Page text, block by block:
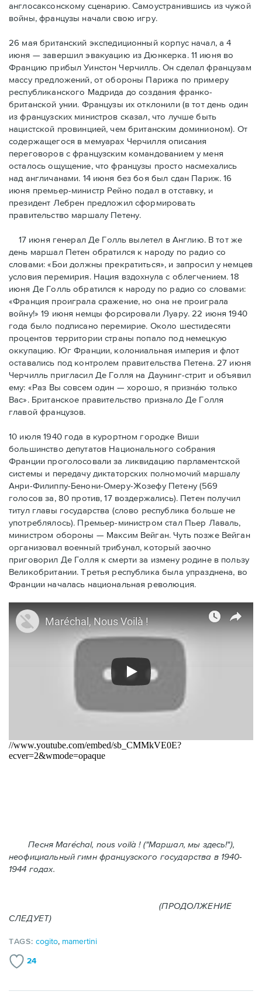
англосаксонскому сценарию. Самоустранившись из чужой
войны, французы начали свою игру.
26 мая британский экспедиционный корпус начал, а 4
июня — завершил эвакуацию из Дюнкерка. 11 июня во
Францию прибыл Уинстон Черчилль. Он сделал французам
массу предложений, от обороны Парижа по примеру
республиканского Мадрида до создания франко-
британской унии. Французы их отклонили (в тот день один
из французских министров сказал, что лучше быть
нацистской провинцией, чем британским доминионом). От
содержащегося в мемуарах Черчилля описания
переговоров с французским командованием у меня
осталось ощущение, что французы просто насмехались
над англичанами. 14 июня без боя был сдан Париж. 16
июня премьер-министр Рейно подал в отставку, и
президент Лебрен предложил сформировать
правительство маршалу Петену.
17 июня генерал Де Голль вылетел в Англию. В тот же
день маршал Петен обратился к народу по радио со
словами: «Бои должны прекратиться», и запросил у немцев
условия перемирия. Нация вздохнула с облегчением. 18
июня Де Голль обратился к народу по радио со словами:
«Франция проиграла сражение, но она не проиграла
войну!» 19 июня немцы форсировали Луару. 22 июня 1940
года было подписано перемирие. Около шестидесяти
процентов территории страны попало под немецкую
оккупацию. Юг Франции, колониальная империя и флот
оставались под контролем правительства Петена. 27 июня
Черчилль пригласил Де Голля на Даунинг-стрит и объявил
ему: «Раз Вы совсем один — хорошо, я признáю только
Вас». Британское правительство признало Де Голля
главой французов.
10 июля 1940 года в курортном городке Виши
большинство депутатов Национального собрания
Франции проголосовали за ликвидацию парламентской
системы и передачу диктаторских полномочий маршалу
Анри-Филиппу-Бенони-Омеру-Жозефу Петену (569
голосов за, 80 против, 17 воздержались). Петен получил
титул главы государства (слово республика больше не
употреблялось). Премьер-министром стал Пьер Лаваль,
министром обороны — Максим Вейган. Чуть позже Вейган
организовал военный трибунал, который заочно
приговорил Де Голля к смерти за измену родине в пользу
Великобритании. Третья республика была упразднена, во
Франции началась национальная революция.
Песня Maréchal, nous voilà ! ("Маршал, мы здесь!"),
неофициальный гимн французского государства в 1940-
1944 годах.
(ПРОДОЛЖЕНИЕ
СЛЕДУЕТ)
TAGS:cogito, mamertini
24